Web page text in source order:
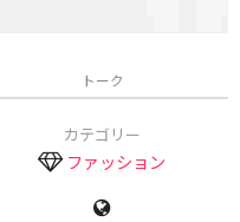
トーク
カテゴリー
ファッション